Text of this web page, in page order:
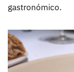
gastronómico.